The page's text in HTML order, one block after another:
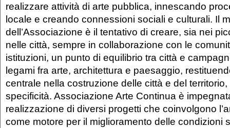
realizzare attività di arte pubblica, innescando
locale e creando connessioni sociali e culturali. Il
dell’Associazione è il tentativo di creare, sia nei
nelle città, sempre in collaborazione con le
istituzioni, un punto di equilibrio tra città e
legami fra arte, architettura e paesaggio,
centrale nella costruzione delle città e del
specificità. Associazione Arte Continua è
realizzazione di diversi progetti che coinvolgono
come motore per il miglioramento delle condizioni